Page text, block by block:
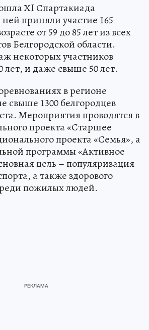
ХI Спартакиада
приняли участие 165
от 59 до 85 лет из всех
Белгородской области.
некоторых участников
лет, и даже свыше 50 лет.
в регионе
свыше 1300 белгородцев
Мероприятия проводятся в
проекта «Старшее
проекта «Семья», а
программы «Активное
цель – популяризация
а также здорового
пожилых людей.